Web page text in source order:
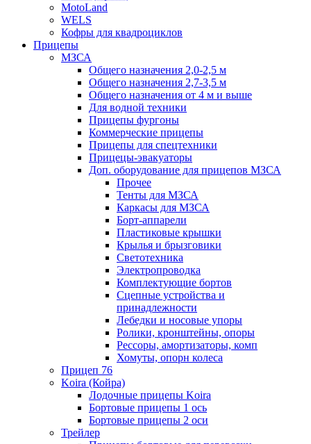
MotoLand
WELS
Кофры для квадроциклов
Прицепы
МЗСА
Общего назначения 2,0-2,5 м
Общего назначения 2,7-3,5 м
Общего назначения от 4 м и выше
Для водной техники
Прицепы фургоны
Коммерческие прицепы
Прицепы для спецтехники
Прицецы-эвакуаторы
Доп. оборудование для прицепов МЗСА
Прочее
Тенты для МЗСА
Каркасы для МЗСА
Борт-аппарели
Пластиковые крышки
Крылья и брызговики
Светотехника
Электропроводка
Комплектующие бортов
Сцепные устройства и
принадлежности
Лебедки и носовые упоры
Ролики, кронштейны, опоры
Рессоры, амортизаторы, комп
Хомуты, опорн колеса
Прицеп 76
Koira (Койра)
Лодочные прицепы Koira
Бортовые прицепы 1 ось
Бортовые прицепы 2 оси
Трейлер